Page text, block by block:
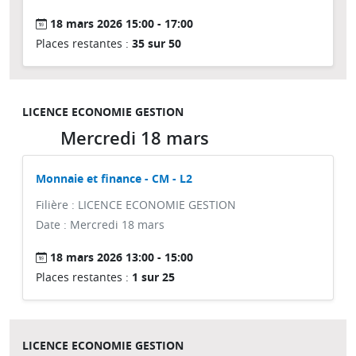
18 mars 2026 15:00 - 17:00
Places restantes : 35 sur 50
LICENCE ECONOMIE GESTION
Mercredi 18 mars
Monnaie et finance - CM - L2
Filière : LICENCE ECONOMIE GESTION
Date : Mercredi 18 mars
18 mars 2026 13:00 - 15:00
Places restantes : 1 sur 25
LICENCE ECONOMIE GESTION